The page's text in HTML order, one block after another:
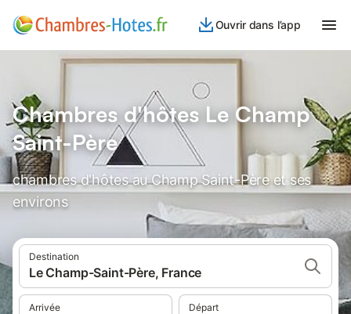
Ouvrir dans l’app
Chambres d'hôtes Le Champ
Saint-Père
chambres d'hôtes au Champ Saint-Père et ses
environs
Destination
Le Champ-Saint-Père, France
Arrivée Départ